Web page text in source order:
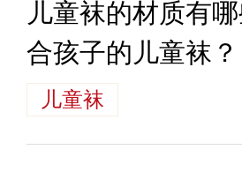
儿童袜的材质有
合孩子的儿童袜？
儿童袜